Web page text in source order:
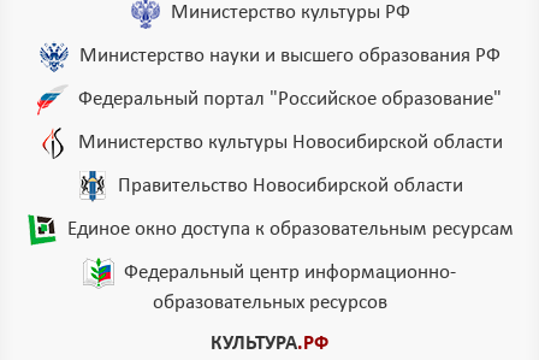
Министерство культуры РФ
Министерство науки и высшего образования РФ
Федеральный портал "Российское образование"
Министерство культуры Новосибирской области
Правительство Новосибирской области
Единое окно доступа к образовательным ресурсам
Федеральный центр информационно-
образовательных ресурсов
КУЛЬТУРА.РФ